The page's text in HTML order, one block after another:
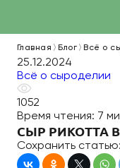
Главная Блог Всё о
25.12.2024
Всё о сыроделии
1052
Время чтения: 7
СЫР РИКОТТА
Сохранить статью: